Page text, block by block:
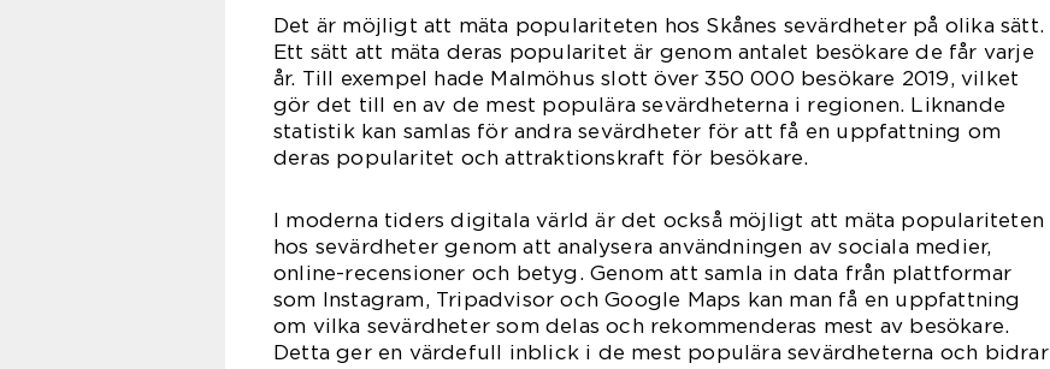
Det är möjligt att mäta populariteten hos Skånes sevärdheter på olika sätt.
Ett sätt att mäta deras popularitet är genom antalet besökare de får varje
år. Till exempel hade Malmöhus slott över 350 000 besökare 2019, vilket
gör det till en av de mest populära sevärdheterna i regionen. Liknande
statistik kan samlas för andra sevärdheter för att få en uppfattning om
deras popularitet och attraktionskraft för besökare.
I moderna tiders digitala värld är det också möjligt att mäta populariteten
hos sevärdheter genom att analysera användningen av sociala medier,
online-recensioner och betyg. Genom att samla in data från plattformar
som Instagram, Tripadvisor och Google Maps kan man få en uppfattning
om vilka sevärdheter som delas och rekommenderas mest av besökare.
Detta ger en värdefull inblick i de mest populära sevärdheterna och bidrar